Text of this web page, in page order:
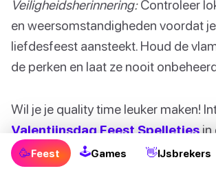
Veiligheidsherinnering:Controleer
en weersomstandigheden voordat
liefdesfeest aansteekt. Houd de
de perken en laat ze nooit
Wil je je quality time leuker maken!
Valentijnsdag Feest Spelletjesin
🥳Feest 🕹Games 👋IJsbrekers